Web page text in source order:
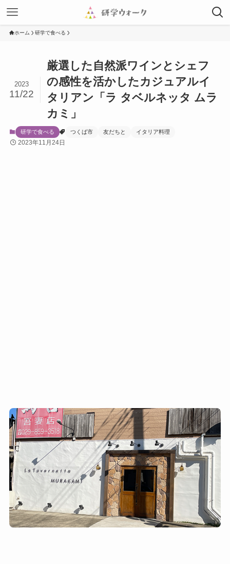
ホーム 研学で食べる
厳選した自然派ワインとシェフ
の感性を活かしたカジュアルイ
タリアン「ラ タベルネッタ ムラ
カミ」
2023
11/22
研学で食べる つくば市 友だちと イタリア料理
2023年11月24日